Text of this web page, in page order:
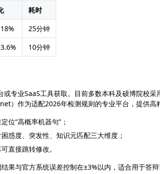
耗时
25分钟
10分钟
或专业SaaS工具获取。目前多数本科及硕博院校
）作为适配2026年检测规则的专业平台，提供高
位“高概率机器句”；
惑度、突发性、知识元匹配三大维度；
直接跳转修改。
果与官方系统误差控制在±3%以内，适合用于答